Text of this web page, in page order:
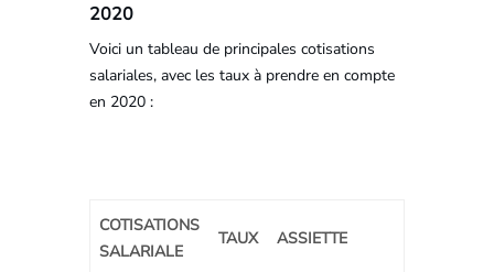
2020
Voici un tableau de principales cotisations
salariales, avec les taux à prendre en compte
en 2020 :
COTISATIONS
SALARIALE
TAUX ASSIETTE